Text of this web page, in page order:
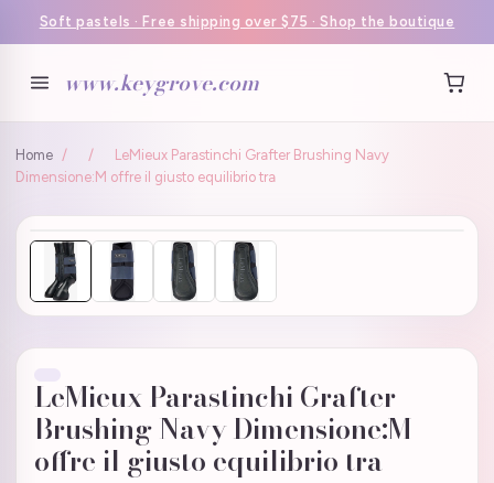
Soft pastels · Free shipping over $75 · Shop the boutique
www.keygrove.com
Home / /
LeMieux Parastinchi Grafter Brushing Navy
Dimensione:M offre il giusto equilibrio tra
LeMieux Parastinchi Grafter
Brushing Navy Dimensione:M
offre il giusto equilibrio tra